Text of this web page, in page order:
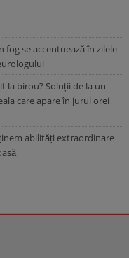
fog se accentuează în zilele
la birou? Soluții de la un
care apare în jurul orei
abilități extraordinare